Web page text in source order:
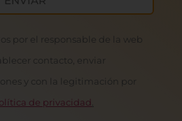
por el responsable de la web
contacto, enviar
y con la legitimación por
de privacidad